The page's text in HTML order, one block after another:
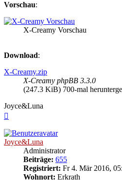
Vorschau:
X-Creamy Vorschau
Download:
X-Creamy.zip
X-Creamy phpBB 3.3.0
(247.3 KiB) 700-mal
Joyce&Luna
Joyce&Luna
Administrator
Beiträge: 655
Registriert: Fr 4. Mär 2016,
Wohnort: Erkrath